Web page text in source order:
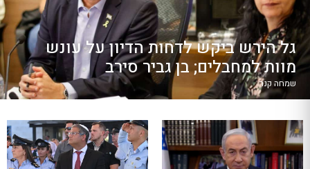
גל הירש ביקש לדחות הדיון על עונש
מוות למחבלים; בן גביר סירב
שמחה קנר